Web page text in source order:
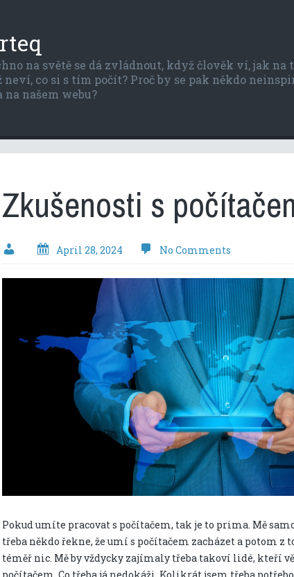
na světě se dá zvládnout, když člověk ví, jak na
neví, co si s tím počít? Proč by se pak někdo
na našem webu?
Zkušenosti s
April 28, 2024 No Comments
Pokud umíte pracovat s počítačem, tak je to prima. Mě
třeba někdo řekne, že umí s počítačem zacházet a potom z
téměř nic. Mě by vždycky zajímaly třeba takoví lidé, kteří